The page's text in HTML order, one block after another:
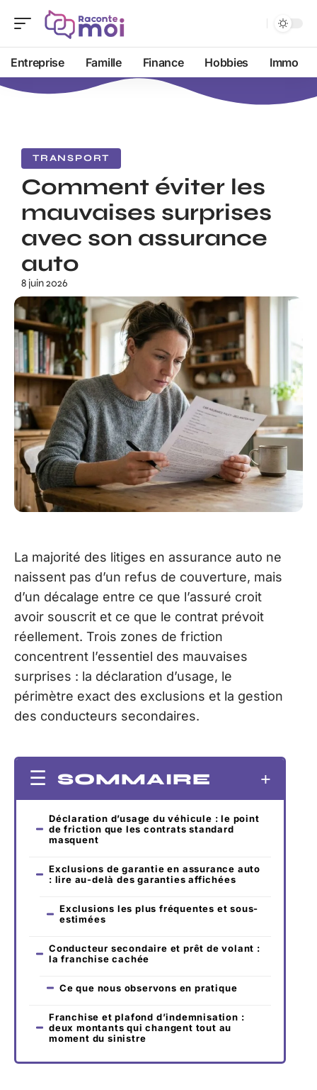
Entreprise Famille Finance Hobbies Immo
TRANSPORT
Comment éviter les
mauvaises surprises
avec son assurance
auto
8 juin 2026
La majorité des litiges en assurance auto ne
naissent pas d’un refus de couverture, mais
d’un décalage entre ce que l’assuré croit
avoir souscrit et ce que le contrat prévoit
réellement. Trois zones de friction
concentrent l’essentiel des mauvaises
surprises : la déclaration d’usage, le
périmètre exact des exclusions et la gestion
des conducteurs secondaires.
SOMMAIRE
Déclaration d’usage du véhicule : le point
de friction que les contrats standard
masquent
Exclusions de garantie en assurance auto
: lire au-delà des garanties affichées
Exclusions les plus fréquentes et sous-
estimées
Conducteur secondaire et prêt de volant :
la franchise cachée
Ce que nous observons en pratique
Franchise et plafond d’indemnisation :
deux montants qui changent tout au
moment du sinistre